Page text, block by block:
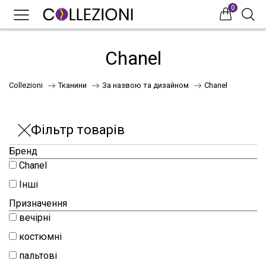
0
НОВИНКИ
Chanel
Collezioni Тканини За назвою та дизайном Chanel
Фільтр товарів
Бренд
Chanel
Інші
Призначення
вечірні
костюмні
пальтові